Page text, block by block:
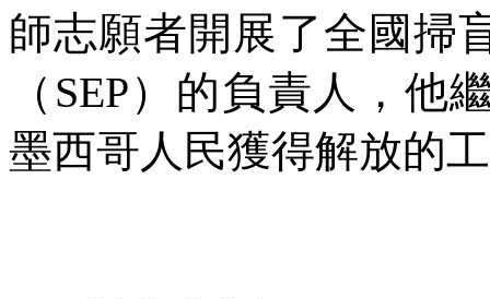
師志願者開展了全國掃
（ SEP）的負責人，他
墨西哥人民獲得解放的